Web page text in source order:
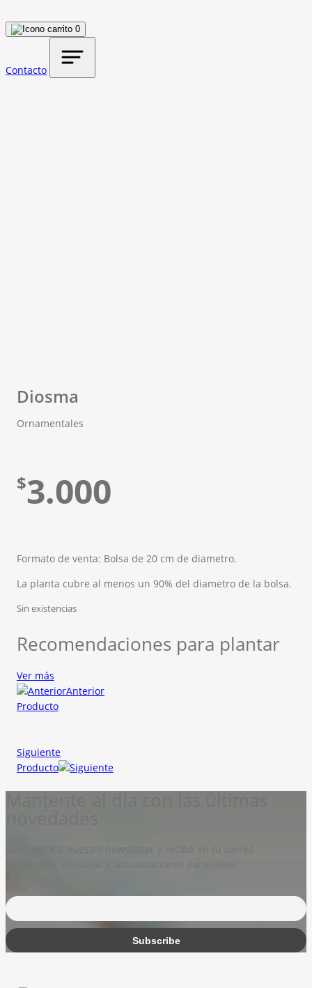
0
Contacto
Diosma
Ornamentales
$3.000
Formato de venta: Bolsa de 20 cm de diametro.
La planta cubre al menos un 90% del diametro de la bolsa.
Sin existencias
Recomendaciones para plantar
Ver más
Anterior
Producto
Siguiente
Producto